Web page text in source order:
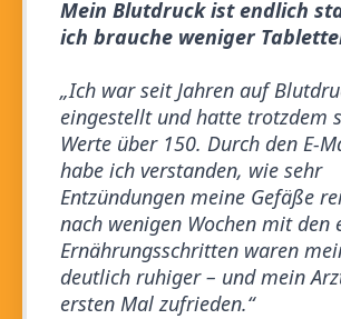
Mein Blutdruck ist endlich
ich brauche weniger
„Ich war seit Jahren auf
eingestellt und hatte trotzdem
Werte über 150. Durch den
habe ich verstanden, wie sehr
Entzündungen meine Gefäße
nach wenigen Wochen mit den
Ernährungsschritten waren
deutlich ruhiger – und mein
ersten Mal zufrieden.“